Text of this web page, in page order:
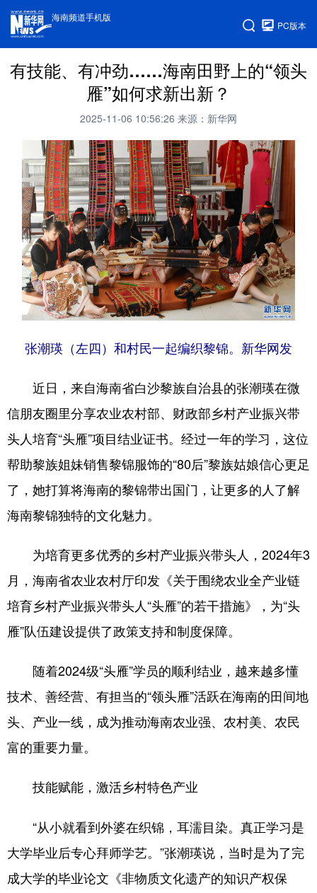
海南频道手机版
PC版本
有技能、有冲劲……海南田野上的“领头
雁”如何求新出新？
2025-11-06 10:56:26 来源：新华网
张潮瑛（左四）和村民一起编织黎锦。新华网发
近日，来自海南省白沙黎族自治县的张潮瑛在微
信朋友圈里分享农业农村部、财政部乡村产业振兴带
头人培育“头雁”项目结业证书。经过一年的学习，这位
帮助黎族姐妹销售黎锦服饰的“80后”黎族姑娘信心更足
了，她打算将海南的黎锦带出国门，让更多的人了解
海南黎锦独特的文化魅力。
为培育更多优秀的乡村产业振兴带头人，2024年3
月，海南省农业农村厅印发《关于围绕农业全产业链
培育乡村产业振兴带头人“头雁”的若干措施》，为“头
雁”队伍建设提供了政策支持和制度保障。
随着2024级“头雁”学员的顺利结业，越来越多懂
技术、善经营、有担当的“领头雁”活跃在海南的田间地
头、产业一线，成为推动海南农业强、农村美、农民
富的重要力量。
技能赋能，激活乡村特色产业
“从小就看到外婆在织锦，耳濡目染。真正学习是
大学毕业后专心拜师学艺。”张潮瑛说，当时是为了完
成大学的毕业论文《非物质文化遗产的知识产权保